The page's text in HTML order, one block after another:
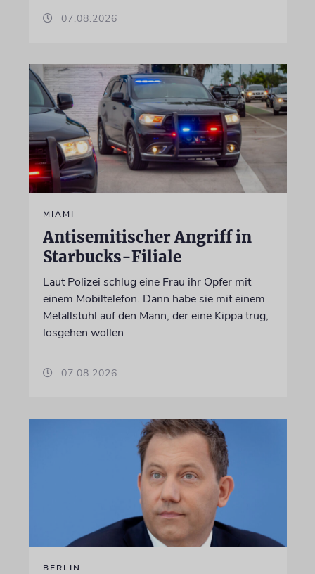
07.08.2026
MIAMI
Antisemitischer Angriff in
Starbucks-Filiale
Laut Polizei schlug eine Frau ihr Opfer mit
einem Mobiltelefon. Dann habe sie mit einem
Metallstuhl auf den Mann, der eine Kippa trug,
losgehen wollen
07.08.2026
BERLIN